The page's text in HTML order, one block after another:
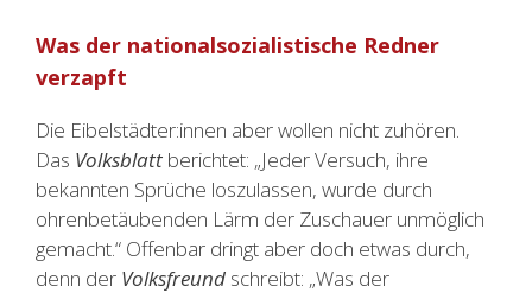
Was der nationalsozialistische Redner
verzapft
Die Eibelstädter:innen aber wollen nicht zuhören.
Das Volksblatt berichtet: „Jeder Versuch, ihre
bekannten Sprüche loszulassen, wurde durch
ohrenbetäubenden Lärm der Zuschauer unmöglich
gemacht.“ Offenbar dringt aber doch etwas durch,
denn der Volksfreund schreibt: „Was der